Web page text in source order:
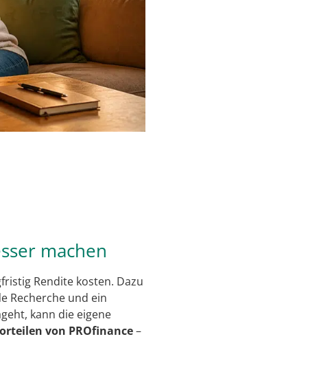
machen
Rendite kosten. Dazu
Recherche und ein
kann die eigene
von PROfinance–